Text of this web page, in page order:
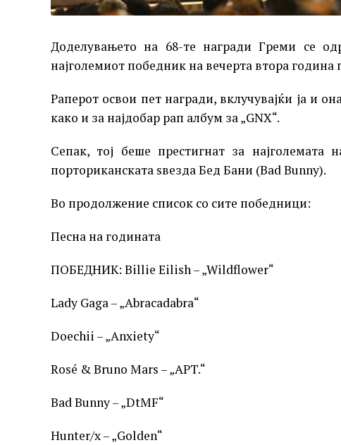
Доделувањето на 68-те награди Греми се
најголемиот победник на вечерта втора година
Раперот освои пет награди, вклучувајќи ја и
како и за најдобар рап албум за „GNX“.
Сепак, тој беше престигнат за
порториканската ѕвезда Бед Бани (Bad Bunny).
Во продолжение список со сите победници:
Песна на годината
ПОБЕДНИК: Billie Eilish – „Wildflower“
Lady Gaga – „Abracadabra“
Doechii – „Anxiety“
Rosé & Bruno Mars – „APT.“
Bad Bunny – „DtMF“
Hunter/x – „Golden“